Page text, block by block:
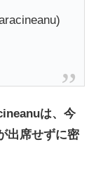
は、今
出席せずに密